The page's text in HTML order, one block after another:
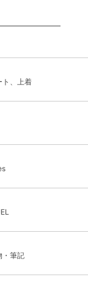
ト、上着
・筆記